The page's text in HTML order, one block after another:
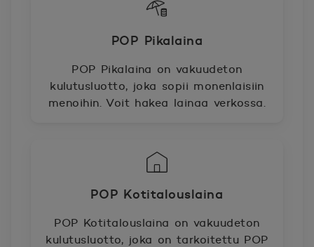
POP Pikalaina
POP Pikalaina on vakuudeton
kulutusluotto, joka sopii monenlaisiin
menoihin. Voit hakea lainaa verkossa.
POP Kotitalouslaina
POP Kotitalouslaina on vakuudeton
kulutusluotto, joka on tarkoitettu POP